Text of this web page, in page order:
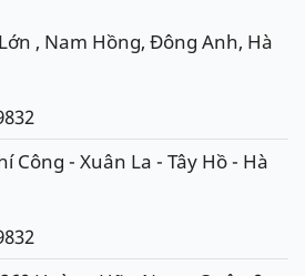
, Nam Hồng, Đông Anh, Hà
Công - Xuân La - Tây Hồ - Hà